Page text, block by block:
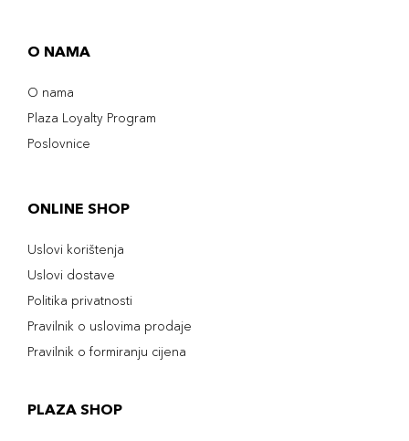
O NAMA
O nama
Plaza Loyalty Program
Poslovnice
ONLINE SHOP
Uslovi korištenja
Uslovi dostave
Politika privatnosti
Pravilnik o uslovima prodaje
Pravilnik o formiranju cijena
PLAZA SHOP